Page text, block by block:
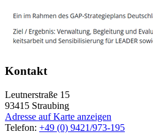
Kontakt
Leutnerstraße 15
93415 Straubing
Adresse auf Karte anzeigen
Telefon: +49 (0) 9421/973-195